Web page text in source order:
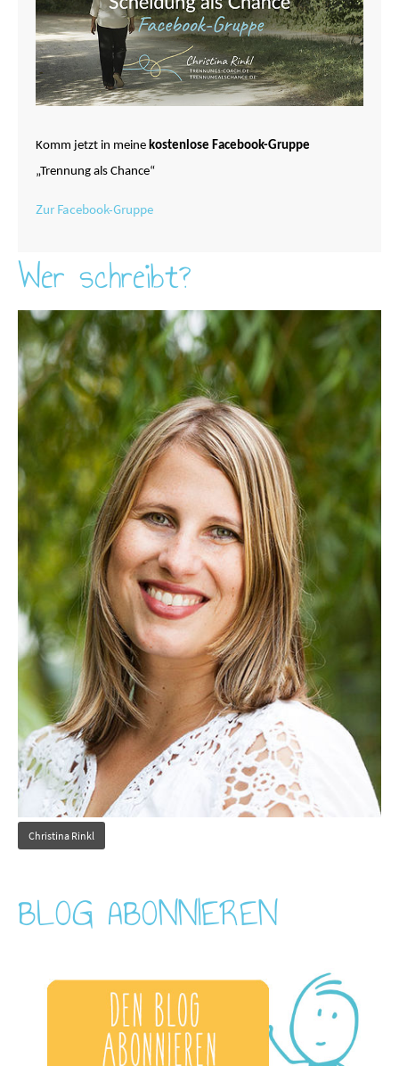
Komm jetzt in meine kostenlose Facebook-Gruppe
„Trennung als Chance“
Zur Facebook-Gruppe
Wer schreibt?
Christina Rinkl
BLOG ABONNIEREN